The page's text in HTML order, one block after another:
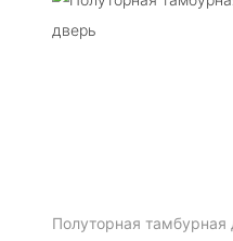
Полуторная